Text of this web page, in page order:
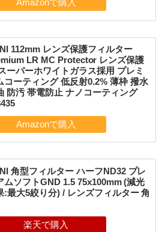
112mm レンズ保護フィルター
LR MC Protector レンズ保護
ーパーホワイトガラス採用 プレミ
コーティング 低反射0.2% 薄枠 撥水
防汚 帯電防止 ナノコーティング
角型フィルター ハーフND32 プレ
ムソフトGND 1.5 75x100mm (減光
:最大5絞り分) / レンズフィルター 角